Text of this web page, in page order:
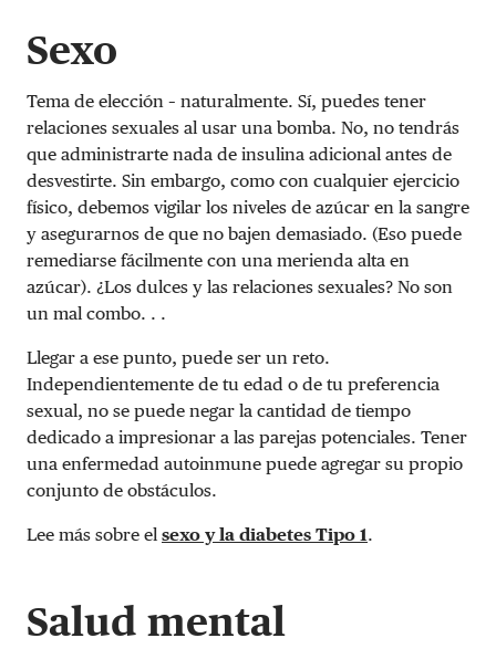
Sexo
Tema de elección – naturalmente. Sí, puedes tener
relaciones sexuales al usar una bomba. No, no tendrás
que administrarte nada de insulina adicional antes de
desvestirte. Sin embargo, como con cualquier ejercicio
físico, debemos vigilar los niveles de azúcar en la sangre
y asegurarnos de que no bajen demasiado. (Eso puede
remediarse fácilmente con una merienda alta en
azúcar). ¿Los dulces y las relaciones sexuales? No son
un mal combo. . .
Llegar a ese punto, puede ser un reto.
Independientemente de tu edad o de tu preferencia
sexual, no se puede negar la cantidad de tiempo
dedicado a impresionar a las parejas potenciales. Tener
una enfermedad autoinmune puede agregar su propio
conjunto de obstáculos.
Lee más sobre el sexo y la diabetes Tipo 1.
Salud mental